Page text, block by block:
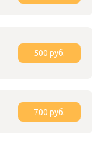
500 руб.
700 руб.